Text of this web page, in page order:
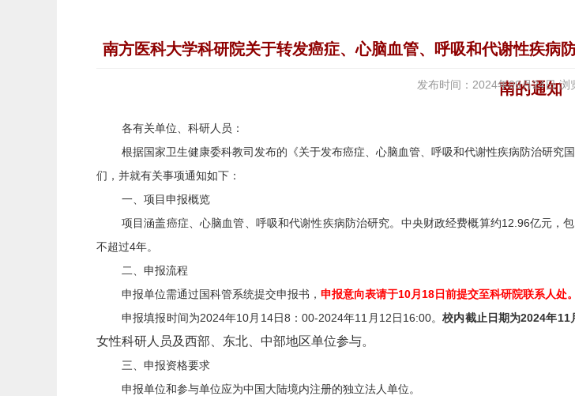
南方医科大学科研院关于转发癌症、心脑血管、呼吸和代谢性疾病
南的通知
发布时间：2024年09月24日 浏
各有关单位、科研人员：
根据国家卫生健康委科教司发布的《关于发布癌症、心脑血管、呼吸和代谢性疾病防治研究
们，并就有关事项通知如下：
一、 项目申报概览
项目涵盖癌症、心脑血管、呼吸和代谢性疾病防治研究。中央财政经费概算约12.96亿元，
不超过4年。
二、 申报流程
申报单位需通过国科管系统提交申报书， 申报意向表请于10月18日前提交至科研院联系人处
申报填报时间为2024年10月 14日8 ：00-2024年11 月 12日16:00。校内截止日期为2024年11
女性科研人员及西部、东北、中部地区单位参与。
三、 申报资格要求
申报单位和参与单位应为中国大陆境内注册的独立法人单位。